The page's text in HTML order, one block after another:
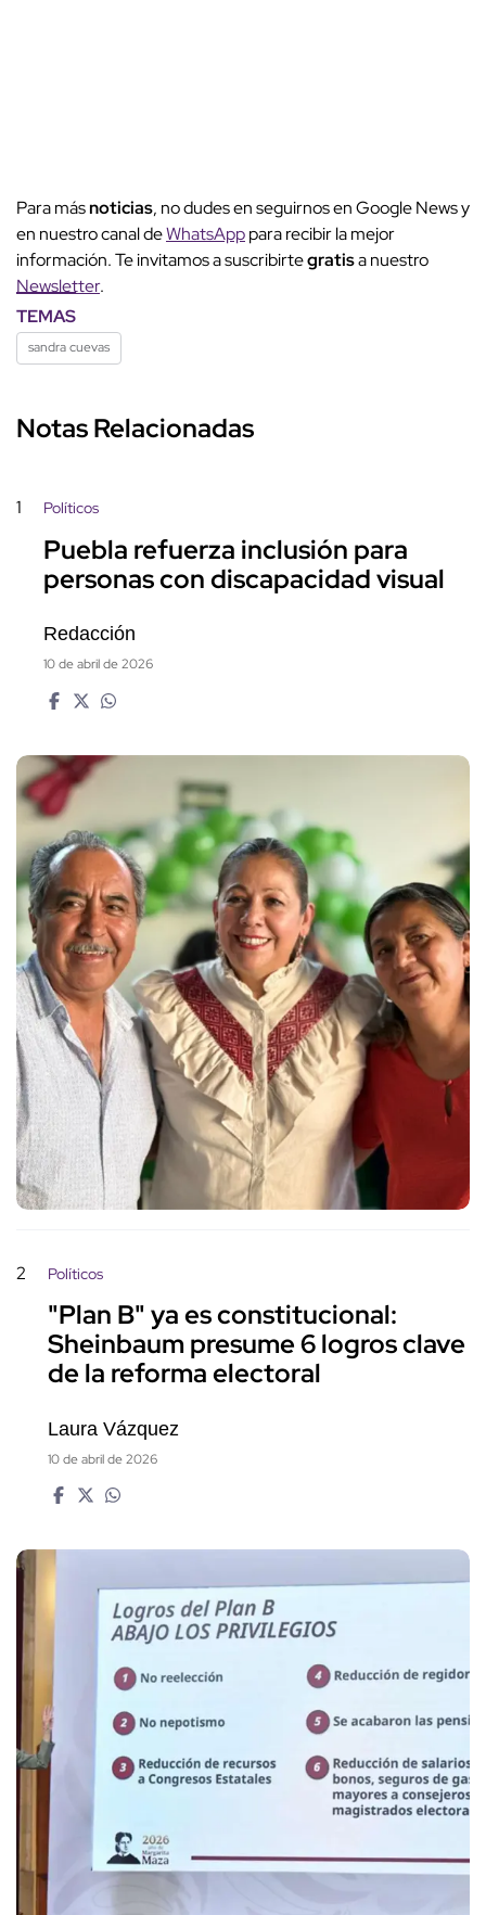
Para másnoticias, no dudes en seguirnos en Google News y
en nuestro canal deWhatsApppara recibir la mejor
información. Te invitamos a suscribirtegratisa nuestro
Newsletter.
TEMAS
sandra cuevas
Notas Relacionadas
1 Políticos
Puebla refuerza inclusión para
personas con discapacidad visual
Redacción
10 de abril de 2026
2 Políticos
"Plan B" ya es constitucional:
Sheinbaum presume 6 logros clave
de la reforma electoral
Laura Vázquez
10 de abril de 2026